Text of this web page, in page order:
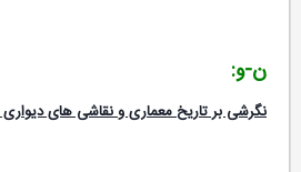
ن-و:
نگرشی بر تاریخ معماری و نقاشی های دیواری